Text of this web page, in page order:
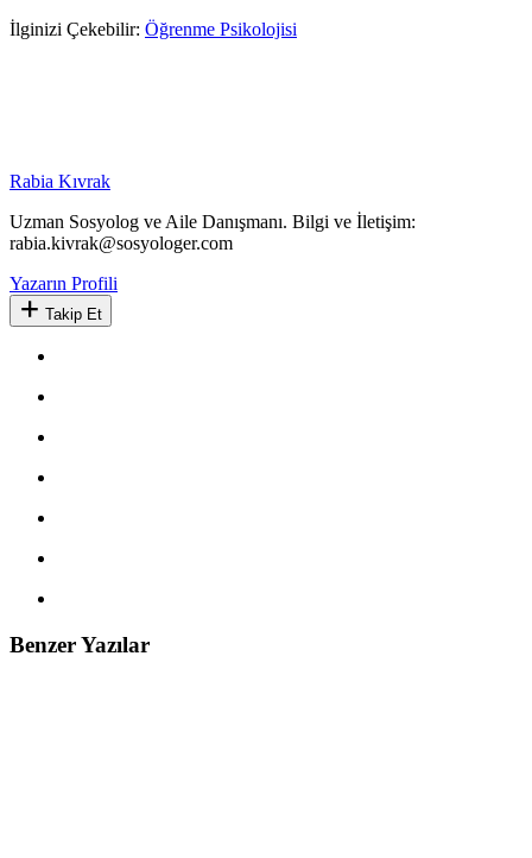
İlginizi Çekebilir: Öğrenme Psikolojisi
Rabia Kıvrak
Uzman Sosyolog ve Aile Danışmanı. Bilgi ve İletişim:
rabia.kivrak@sosyologer.com
Yazarın Profili
Takip Et
Benzer Yazılar